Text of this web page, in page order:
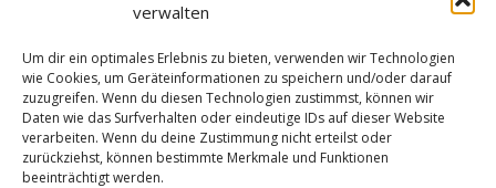
verwalten
Um dir ein optimales Erlebnis zu bieten, verwenden wir Technologien
wie Cookies, um Geräteinformationen zu speichern und/oder darauf
zuzugreifen. Wenn du diesen Technologien zustimmst, können wir
Daten wie das Surfverhalten oder eindeutige IDs auf dieser Website
verarbeiten. Wenn du deine Zustimmung nicht erteilst oder
zurückziehst, können bestimmte Merkmale und Funktionen
beeinträchtigt werden.
Datenschutz
Cookie-Richtlinie (EU)
Impressum